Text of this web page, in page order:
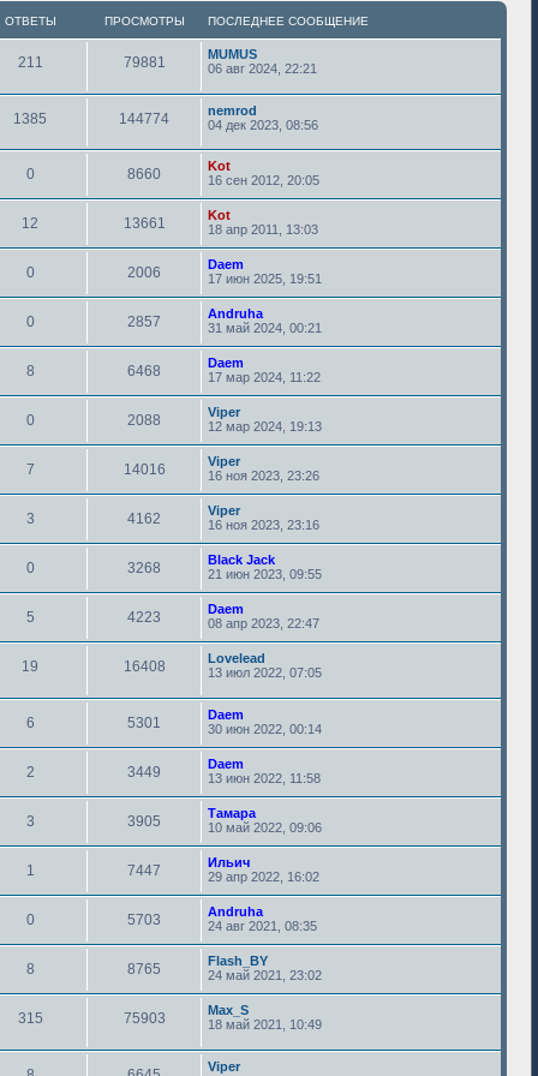
ОТВЕТЫ ПРОСМОТРЫ ПОСЛЕДНЕЕ СООБЩЕНИЕ
211 79881
MUMUS
06 авг 2024, 22:21
1385 144774
nemrod
04 дек 2023, 08:56
0 8660
Kot
16 сен 2012, 20:05
12 13661
Kot
18 апр 2011, 13:03
0 2006
Daem
17 июн 2025, 19:51
0 2857
Andruha
31 май 2024, 00:21
8 6468
Daem
17 мар 2024, 11:22
0 2088
Viper
12 мар 2024, 19:13
7 14016
Viper
16 ноя 2023, 23:26
3 4162
Viper
16 ноя 2023, 23:16
0 3268
Black Jack
21 июн 2023, 09:55
5 4223
Daem
08 апр 2023, 22:47
19 16408
Lovelead
13 июл 2022, 07:05
6 5301
Daem
30 июн 2022, 00:14
2 3449
Daem
13 июн 2022, 11:58
3 3905
Тамара
10 май 2022, 09:06
1 7447
Ильич
29 апр 2022, 16:02
0 5703
Andruha
24 авг 2021, 08:35
8 8765
Flash_BY
24 май 2021, 23:02
315 75903
Max_S
18 май 2021, 10:49
Viper